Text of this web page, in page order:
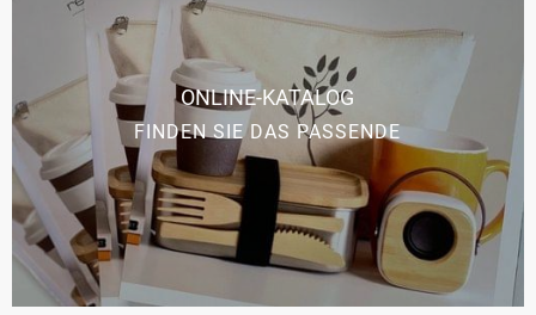
ONLINE-KATALOG
FINDEN SIE DAS PASSENDE